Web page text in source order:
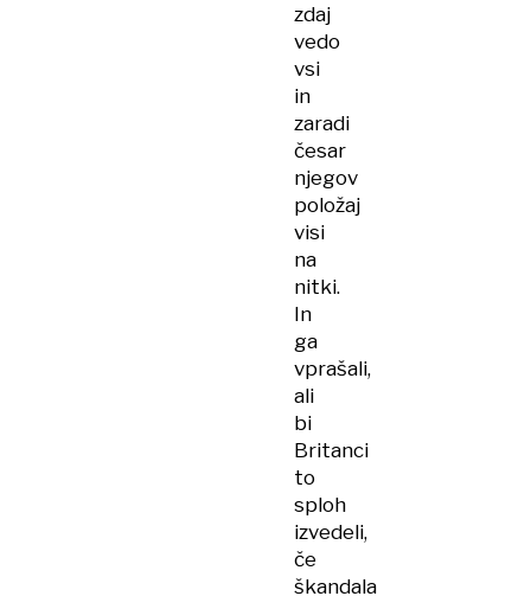
zdaj
vedo
vsi
in
zaradi
česar
njegov
položaj
visi
na
nitki.
In
ga
vprašali,
ali
bi
Britanci
to
sploh
izvedeli,
če
škandala